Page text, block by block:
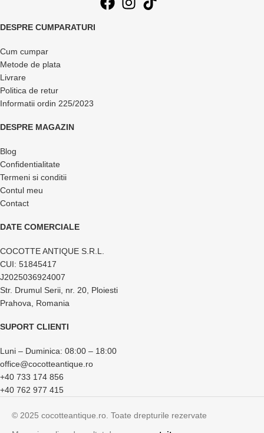
DESPRE CUMPARATURI
Cum cumpar
Metode de plata
Livrare
Politica de retur
Informatii ordin 225/2023
DESPRE MAGAZIN
Blog
Confidentialitate
Termeni si conditii
Contul meu
Contact
DATE COMERCIALE
COCOTTE ANTIQUE S.R.L.
CUI: 51845417
J2025036924007
Str. Drumul Serii, nr. 20, Ploiesti
Prahova, Romania
SUPORT CLIENTI
Luni – Duminica: 08:00 – 18:00
office@cocotteantique.ro
+40 733 174 856
+40 762 977 415
© 2025 cocotteantique.ro. Toate drepturile rezervate